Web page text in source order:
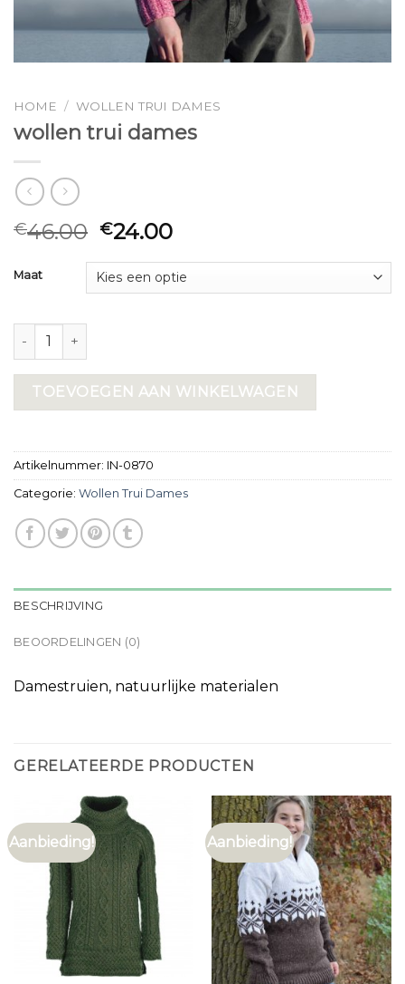
HOME / WOLLEN TRUI DAMES
wollen trui dames
€46.00 €24.00
Maat
wollen trui dames aantal
TOEVOEGEN AAN WINKELWAGEN
Artikelnummer: IN-0870
Categorie: Wollen Trui Dames
BESCHRIJVING
BEOORDELINGEN (0)
Damestruien, natuurlijke materialen
GERELATEERDE PRODUCTEN
Aanbieding! Aanbieding!